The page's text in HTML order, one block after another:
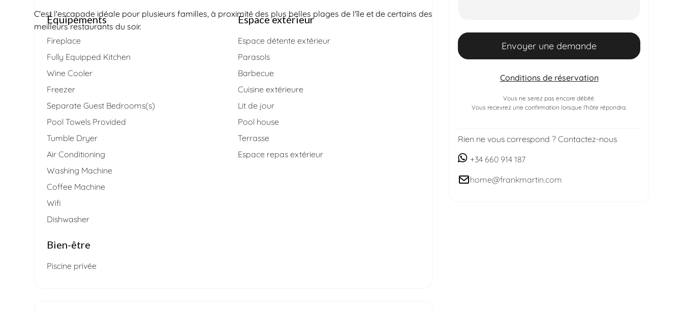
C'est l'escapade idéale pour plusieurs familles, à proximité des plus belles plages de l'île et de certains des
meilleurs restaurants du soir.
Équipements
Fireplace
Fully Equipped Kitchen
Wine Cooler
Freezer
Separate Guest Bedrooms(s)
Pool Towels Provided
Tumble Dryer
Air Conditioning
Washing Machine
Coffee Machine
Wifi
Dishwasher
Espace extérieur
Espace détente extérieur
Parasols
Barbecue
Cuisine extérieure
Lit de jour
Pool house
Terrasse
Espace repas extérieur
Bien-être
Piscine privée
Conditions de réservation
Vous ne serez pas encore débité.
Vous recevrez une confirmation lorsque l'hôte répondra.
Rien ne vous correspond ? Contactez-nous
+34 660 914 187
home@frankmartin.com